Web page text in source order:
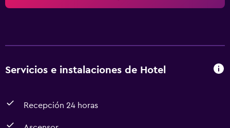
Servicios e instalaciones de Hotel
Recepción 24 horas